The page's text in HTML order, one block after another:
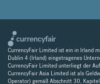
CurrencyFair Limited ist ein in Irland
Dublin 4 (Irland) eingetragenes
CurrencyFair Limited unterliegt der
CurrencyFair Asia Limited ist als
Operator) gemäß Abschnitt 30,